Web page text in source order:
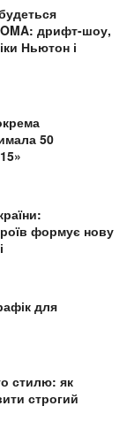
дрифт-шоу,
Ньютон і
50
формує нову
для
стилю: як
строгий